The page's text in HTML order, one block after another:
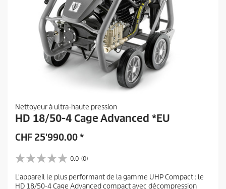
Nettoyeur à ultra-haute pression
HD 18/50-4 Cage Advanced *EU
CHF 25'990.00*
0.0 (0)
0
0
L'appareil le plus performant de la gamme UHP Compact : le
HD 18/50-4 Cage Advanced compact avec décompression